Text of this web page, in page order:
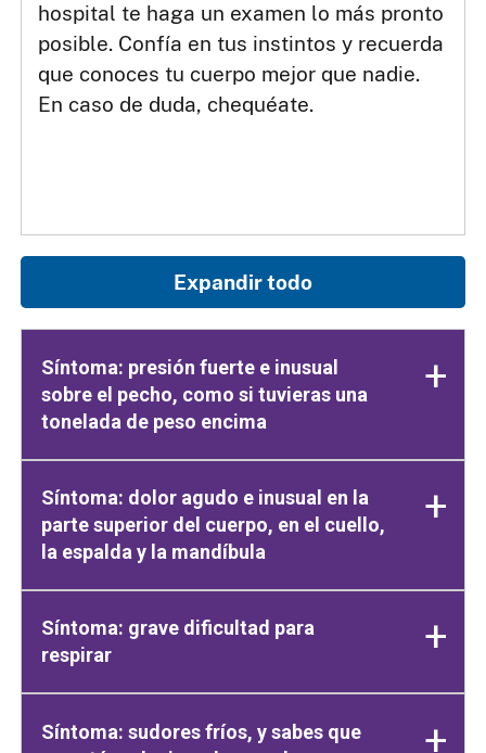
hospital te haga un examen lo más pronto
posible. Confía en tus instintos y recuerda
que conoces tu cuerpo mejor que nadie.
En caso de duda, chequéate.
Expandir todo
Síntoma: presión fuerte e inusual
sobre el pecho, como si tuvieras una
tonelada de peso encima
Síntoma: dolor agudo e inusual en la
parte superior del cuerpo, en el cuello,
la espalda y la mandíbula
Síntoma: grave dificultad para
respirar
Síntoma: sudores fríos, y sabes que